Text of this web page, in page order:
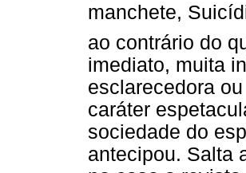
manchete,
ao contrário do
imediato, muita
esclarecedora
caráter
sociedade do
antecipou. Salta